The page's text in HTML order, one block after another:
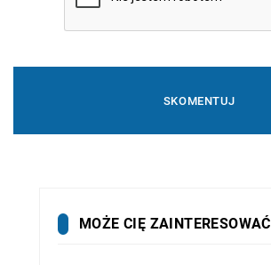
MOŻE CIĘ ZAINTERESOWAĆ